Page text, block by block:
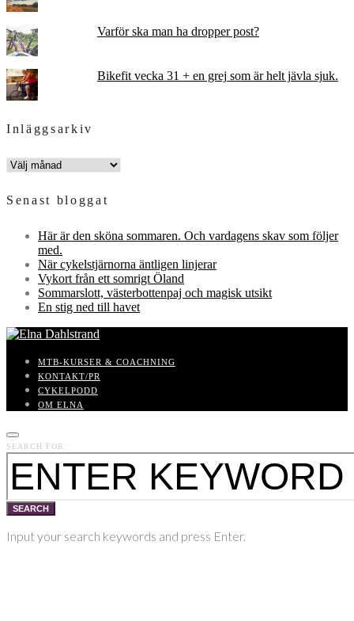
Varför ska man ha dropper post?
Bikefit vecka 31 + en grej som är helt jävla sjuk.
Inläggsarkiv
INLÄGGSARKIV
Senast bloggat
Här är den sköna sommaren. Och vardagens skav som följer
med.
När cykelstjärnorna äntligen linjerar
Vykort från ett somrigt Öland
Sommarslott, västerbottenpaj och magisk utsikt
En stig ned till havet
MTB-KURSER & COACHNING
KONTAKT/PR
CYKELPODD
OM ELNA
SEARCH FOR:
SEARCH
Input your search keywords and press Enter.